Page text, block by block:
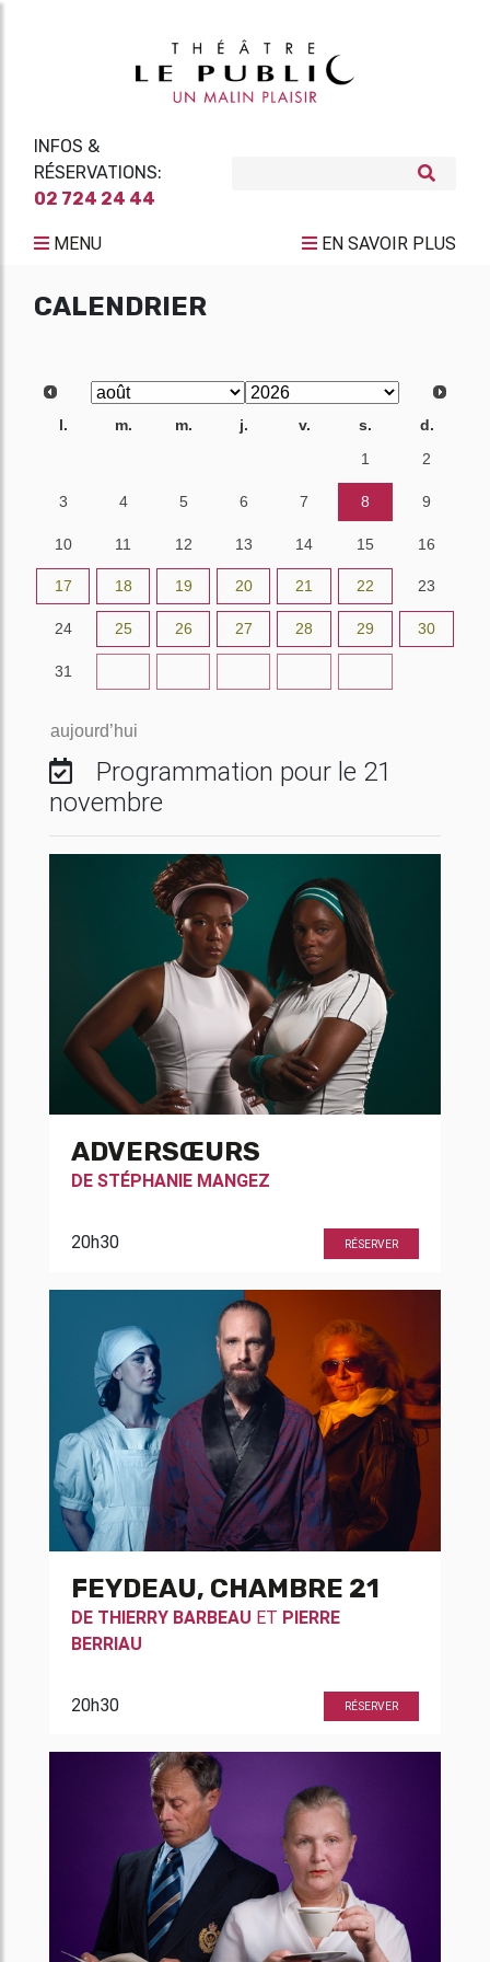
INFOS &
RÉSERVATIONS:
02 724 24 44
MENU EN SAVOIR PLUS
CALENDRIER
l. m. m. j. v. s.
d.
1 2
3 4 5 6 7 8 9
10 11 12 13 14 15 16
17 18 19 20 21 22 23
24 25 26 27 28 29 30
31
aujourd’hui
Programmation pour le 21
novembre
ADVERSŒURS
DE STÉPHANIE MANGEZ
20h30 RÉSERVER
FEYDEAU, CHAMBRE 21
DE THIERRY BARBEAU ET PIERRE
BERRIAU
20h30 RÉSERVER